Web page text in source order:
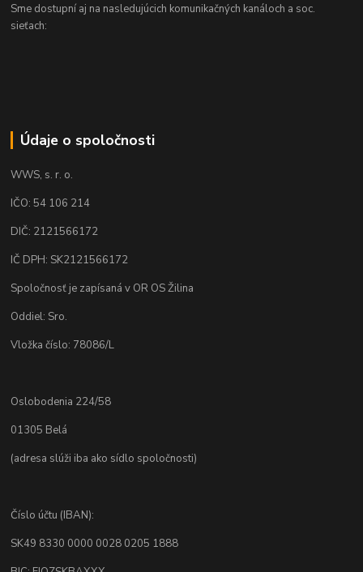
Sme dostupní aj na nasledujúcich komunikačných kanáloch a soc.
sieťach:
Údaje o spoločnosti
WWS, s. r. o.
IČO: 54 106 214
DIČ: 2121566172
IČ DPH: SK2121566172
Spoločnosť je zapísaná v OR OS Žilina
Oddiel: Sro.
Vložka číslo: 78086/L
Oslobodenia 224/58
01305 Belá
(adresa slúži iba ako sídlo spoločnosti)
Číslo účtu (IBAN):
SK49 8330 0000 0028 0205 1888